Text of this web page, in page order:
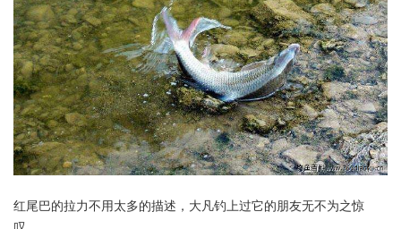
红尾巴的拉力不用太多的描述，大凡钓上过它的朋友无不为之惊